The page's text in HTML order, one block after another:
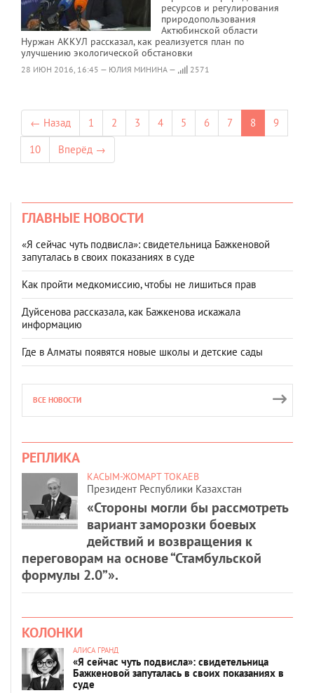
ресурсов и регулирования
природопользования
Актюбинской области
Нуржан АККУЛ рассказал, как реализуется план по
улучшению экологической обстановки
28 ИЮН 2016, 16:45 — ЮЛИЯ МИНИНА — 2571
← Назад 1 2 3 4 5 6 7 8
9
10
Вперёд →
ГЛАВНЫЕ НОВОСТИ
«Я сейчас чуть подвисла»: свидетельница Бажкеновой
запуталась в своих показаниях в суде
Как пройти медкомиссию, чтобы не лишиться прав
Дуйсенова рассказала, как Бажкенова искажала
информацию
Где в Алматы появятся новые школы и детские сады
ВСЕ НОВОСТИ
РЕПЛИКА
КАСЫМ-ЖОМАРТ ТОКАЕВ
Президент Республики Казахстан
«Стороны могли бы рассмотреть
вариант заморозки боевых
действий и возвращения к
переговорам на основе “Стамбульской
формулы 2.0”».
КОЛОНКИ
АЛИСА ГРАНД
«Я сейчас чуть подвисла»: свидетельница
Бажкеновой запуталась в своих показаниях в
суде